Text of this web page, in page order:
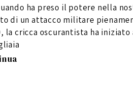
ha preso il potere nella
di un attacco militare
la cricca oscurantista ha